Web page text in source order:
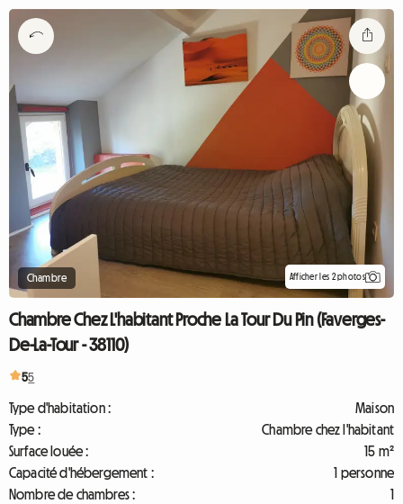
Chambre Afficher les 2 photos
Chambre Chez L'habitant Proche La Tour Du Pin (Faverges-
De-La-Tour - 38110)
55
Type d'habitation :
Maison
Type :
Chambre chez l'habitant
Surface louée :
15 m²
Capacité d'hébergement :
1 personne
Nombre de chambres :
1